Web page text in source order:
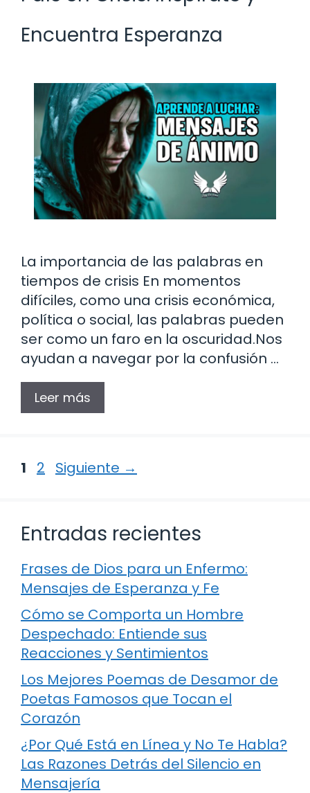
Encuentra Esperanza
La importancia de las palabras en
tiempos de crisis En momentos
difíciles, como una crisis económica,
política o social, las palabras pueden
ser como un faro en la oscuridad.Nos
ayudan a navegar por la confusión …
Leer más
Página
1 Página
2 Siguiente →
Entradas recientes
Frases de Dios para un Enfermo:
Mensajes de Esperanza y Fe
Cómo se Comporta un Hombre
Despechado: Entiende sus
Reacciones y Sentimientos
Los Mejores Poemas de Desamor de
Poetas Famosos que Tocan el
Corazón
¿Por Qué Está en Línea y No Te Habla?
Las Razones Detrás del Silencio en
Mensajería